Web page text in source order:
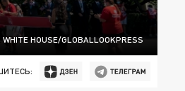
HOUSE/GLOBALLOOKPRESS